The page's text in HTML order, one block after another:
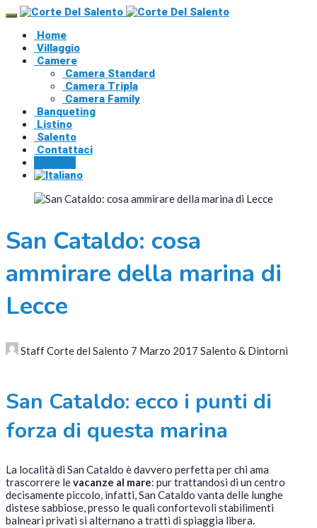
Home
Villaggio
Camere
Camera Standard
Camera Tripla
Camera Family
Banqueting
Listino
Salento
Contattaci
San Cataldo: cosa
ammirare della marina di
Lecce
Staff Corte del Salento 7 Marzo 2017 Salento & Dintorni
San Cataldo: ecco i punti di
forza di questa marina
La località di San Cataldo è davvero perfetta per chi ama
trascorrere levacanze al mare: pur trattandosi di un centro
decisamente piccolo, infatti, San Cataldo vanta delle lunghe
distese sabbiose, presso le quali confortevoli stabilimenti
balneari privati si alternano a tratti di spiaggia libera.